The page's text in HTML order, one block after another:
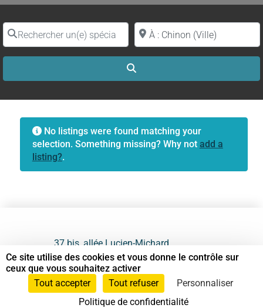
Rechercher un(e) spécialiste par nomProche de (ville ou région)
No listings were found matching your
selection. Something missing? Why not add a
listing?.
37 bis, allée Lucien-Michard
93190 Livry-Gargan
06 61 87 28 09
Ce site utilise des cookies et vous donne le contrôle sur
ceux que vous souhaitez activer
Tout accepter
Tout refuser
Personnaliser
Politique de confidentialité